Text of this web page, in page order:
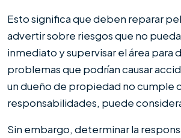
Esto significa que deben reparar
advertir sobre riesgos que no
inmediato y supervisar el área para
problemas que podrían causar
un dueño de propiedad no cumple
responsabilidades, puede
Sin embargo, determinar la